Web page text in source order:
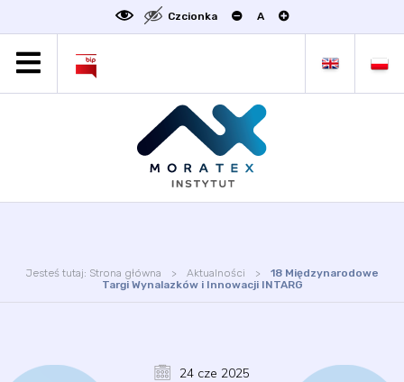
Czcionka A
SCIENCE4BUSINESS
Jesteś tutaj: Strona główna Aktualności
18 Międzynarodowe
Targi Wynalazków i Innowacji INTARG
24 cze 2025